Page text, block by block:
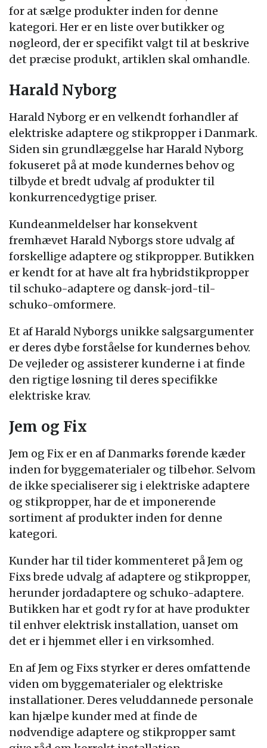
for at sælge produkter inden for denne
kategori. Her er en liste over butikker og
nøgleord, der er specifikt valgt til at beskrive
det præcise produkt, artiklen skal omhandle.
Harald Nyborg
Harald Nyborg er en velkendt forhandler af
elektriske adaptere og stikpropper i Danmark.
Siden sin grundlæggelse har Harald Nyborg
fokuseret på at møde kundernes behov og
tilbyde et bredt udvalg af produkter til
konkurrencedygtige priser.
Kundeanmeldelser har konsekvent
fremhævet Harald Nyborgs store udvalg af
forskellige adaptere og stikpropper. Butikken
er kendt for at have alt fra hybridstikpropper
til schuko-adaptere og dansk-jord-til-
schuko-omformere.
Et af Harald Nyborgs unikke salgsargumenter
er deres dybe forståelse for kundernes behov.
De vejleder og assisterer kunderne i at finde
den rigtige løsning til deres specifikke
elektriske krav.
Jem og Fix
Jem og Fix er en af ​​Danmarks førende kæder
inden for byggematerialer og tilbehør. Selvom
de ikke specialiserer sig i elektriske adaptere
og stikpropper, har de et imponerende
sortiment af produkter inden for denne
kategori.
Kunder har til tider kommenteret på Jem og
Fixs brede udvalg af adaptere og stikpropper,
herunder jordadaptere og schuko-adaptere.
Butikken har et godt ry for at have produkter
til enhver elektrisk installation, uanset om
det er i hjemmet eller i en virksomhed.
En af Jem og Fixs styrker er deres omfattende
viden om byggematerialer og elektriske
installationer. Deres veluddannede personale
kan hjælpe kunder med at finde de
nødvendige adaptere og stikpropper samt